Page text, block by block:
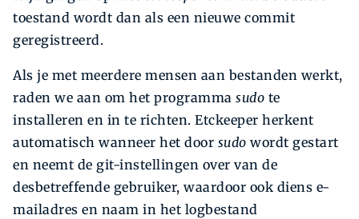
toestand wordt dan als een nieuwe commit
geregistreerd.
Als je met meerdere mensen aan bestanden werkt,
raden we aan om het programma sudo te
installeren en in te richten. Etckeeper herkent
automatisch wanneer het door sudo wordt gestart
en neemt de git-instellingen over van de
desbetreffende gebruiker, waardoor ook diens e-
mailadres en naam in het logbestand